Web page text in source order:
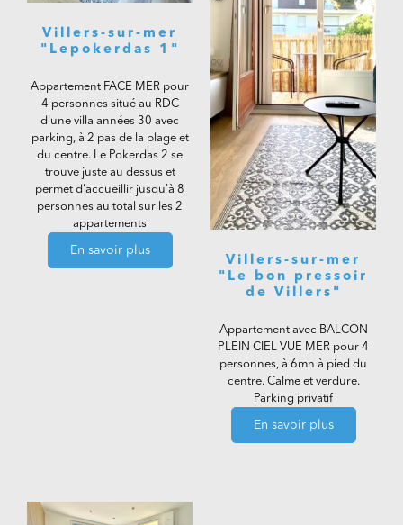
Villers-sur-mer
"Lepokerdas 1"
Appartement FACE MER pour
4 personnes situé au RDC
d'une villa années 30 avec
parking, à 2 pas de la plage et
du centre. Le Pokerdas 2 se
trouve juste au dessus et
permet d'accueillir jusqu'à 8
personnes au total sur les 2
appartements
En savoir plus
Villers-sur-mer
"Le bon pressoir
de Villers"
Appartement avec BALCON
PLEIN CIEL VUE MER pour 4
personnes, à 6mn à pied du
centre. Calme et verdure.
Parking privatif
En savoir plus